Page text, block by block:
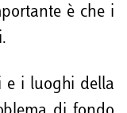
è che i
e i luoghi della